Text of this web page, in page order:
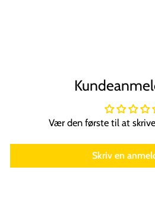
Vær den første til at
Skriv en